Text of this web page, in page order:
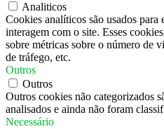
Analiticos
Cookies analíticos são usados ​​para
interagem com o site. Esses
sobre métricas sobre o número de
de tráfego, etc.
Outros
Outros
Outros cookies não categorizados
analisados ​​e ainda não foram
Necessário